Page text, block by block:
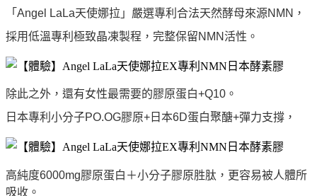
「Angel LaLa天使娜拉」嚴選專利合法天然酵母來源NMN，
採用低溫專利極致晶凍製程，完整保留NMN活性。
除此之外，還有女性最需要的膠原蛋白+Q10。
日本專利小分子PO.OG膠原+日本6D蛋白聚醣+彈力支撐，
高純度6000mg膠原蛋白＋小分子膠原胜肽，更容易被人體所
吸收。